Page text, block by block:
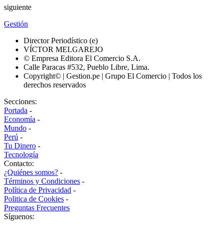
siguiente
Gestión
Director Periodístico (e)
VÍCTOR MELGAREJO
© Empresa Editora El Comercio S.A.
Calle Paracas #532, Pueblo Libre, Lima.
Copyright© | Gestion.pe | Grupo El Comercio | Todos los
derechos reservados
Secciones:
Portada -
Economía -
Mundo -
Perú -
Tu Dinero -
Tecnología
Contacto:
¿Quiénes somos? -
Términos y Condiciones -
Política de Privacidad -
Politica de Cookies -
Preguntas Frecuentes
Síguenos: